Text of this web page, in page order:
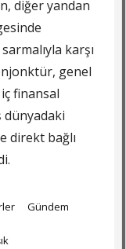
diğer yandan
karşı
genel
finansal
dünyadaki
direkt bağlı
Gündem